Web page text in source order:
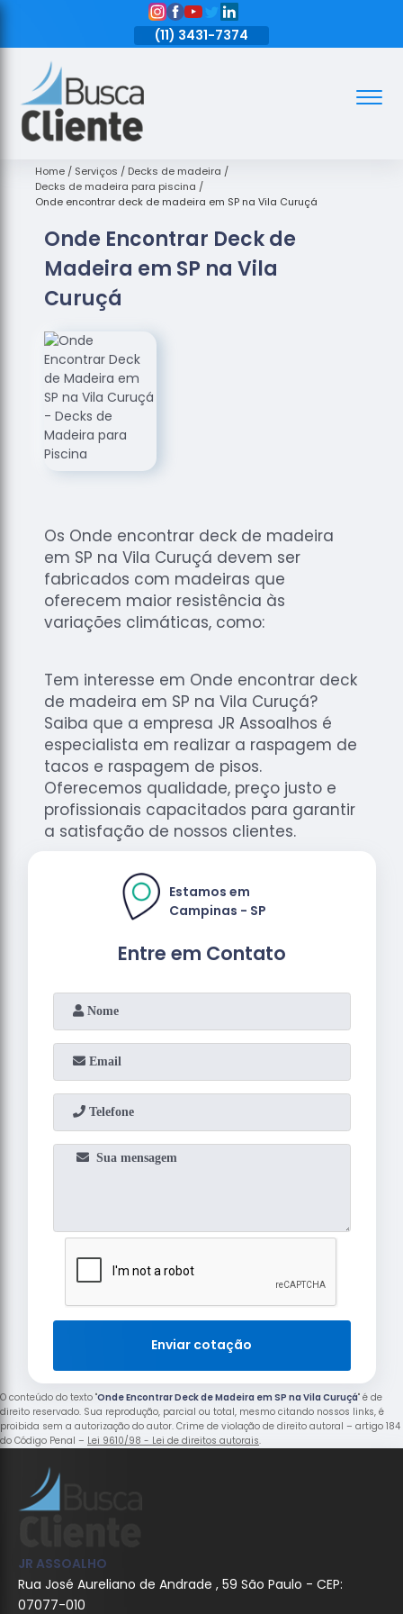
(11) 3431-7374
Assoalhos
de Madeira
Decks de
Empresas
de
Assoalhos
de Madeira
Loja de
Assoalhos
Raspagem
de
Assoalhos
Raspagem
de Tacos
de
Madeiras
Raspagens
de Pisos
Home Serviços
Decks de madeira
Decks de madeira para piscina
Onde encontrar deck de madeira em SP na Vila Curuçá
Onde Encontrar Deck de
Madeira em SP na Vila
Curuçá
Os Onde encontrar deck de madeira
em SP na Vila Curuçá devem ser
fabricados com madeiras que
oferecem maior resistência às
variações climáticas, como:
Tem interesse em Onde encontrar deck
de madeira em SP na Vila Curuçá?
Saiba que a empresa JR Assoalhos é
especialista em realizar a raspagem de
tacos e raspagem de pisos.
Oferecemos qualidade, preço justo e
profissionais capacitados para garantir
a satisfação de nossos clientes.
Entre em Contato
Estamos em
Campinas - SP
Enviar cotação
O conteúdo do texto "Onde Encontrar Deck de Madeira em SP na Vila Curuçá" é de
direito reservado. Sua reprodução, parcial ou total, mesmo citando nossos links, é
proibida sem a autorização do autor. Crime de violação de direito autoral – artigo 184
do Código Penal – Lei 9610/98 - Lei de direitos autorais.
JR ASSOALHO
Rua José Aureliano de Andrade , 59 São Paulo - CEP:
07077-010